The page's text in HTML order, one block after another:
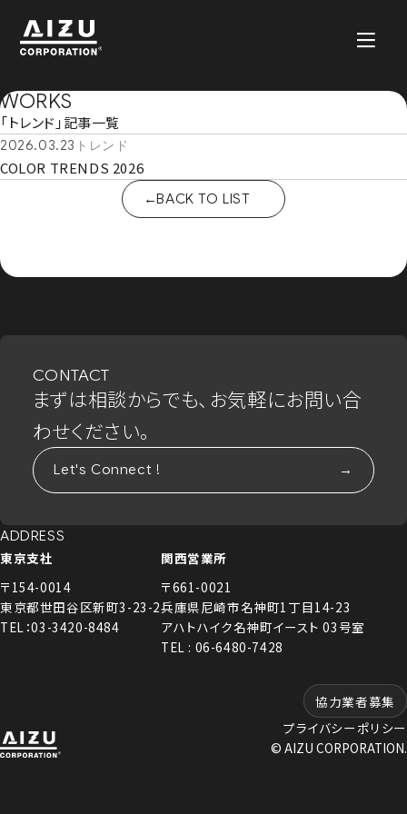
WORKS
「トレンド」記事一覧
2026.03.23 トレンド
COLOR TRENDS 2026
BACK TO LIST
CONTACT
まずは相談からでも、お気軽にお問い合
わせください。
Let's Connect !
ADDRESS
東京支社
〒154-0014
東京都世田谷区新町3-23-2
TEL：03-3420-8484
関西営業所
〒661-0021
兵庫県尼崎市名神町1丁目14-23
アハトハイク名神町イースト 03号室
TEL : 06-6480-7428
協力業者募集
プライバシーポリシー
© AIZU CORPORATION.